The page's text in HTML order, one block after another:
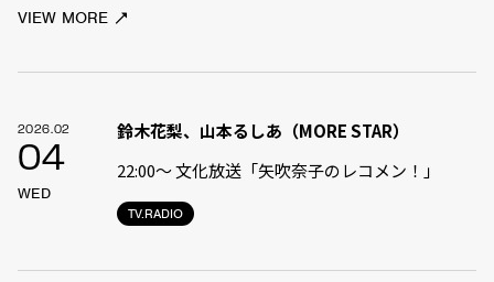
VIEW MORE
2026.02
04
WED
TV.RADIO
鈴木花梨、山本るしあ（MORE STAR）
22:00〜 文化放送「矢吹奈子のレコメン！」